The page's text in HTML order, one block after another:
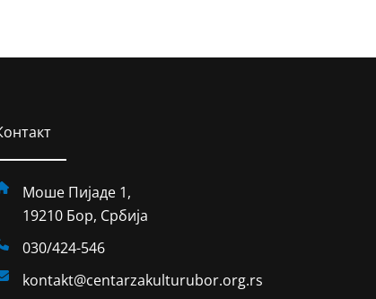
Моше Пијаде 1,
19210 Бор, Србија
030/424-546
kontakt@centarzakulturubor.org.rs